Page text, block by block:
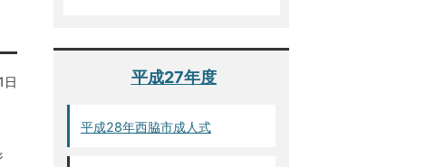
平成27年度
平成28年西脇市成人式